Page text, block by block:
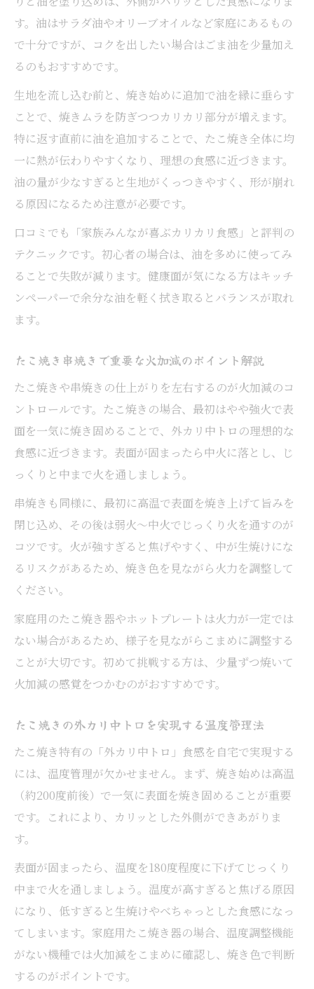
す。油はサラダ油やオリーブオイルなど家庭にあるもの
で十分ですが、コクを出したい場合はごま油を少量加え
るのもおすすめです。
生地を流し込む前と、焼き始めに追加で油を縁に垂らす
ことで、焼きムラを防ぎつつカリカリ部分が増えます。
特に返す直前に油を追加することで、たこ焼き全体に均
一に熱が伝わりやすくなり、理想の食感に近づきます。
油の量が少なすぎると生地がくっつきやすく、形が崩れ
る原因になるため注意が必要です。
口コミでも「家族みんなが喜ぶカリカリ食感」と評判の
テクニックです。初心者の場合は、油を多めに使ってみ
ることで失敗が減ります。健康面が気になる方はキッチ
ンペーパーで余分な油を軽く拭き取るとバランスが取れ
ます。
たこ焼き串焼きで重要な火加減のポイント解説
たこ焼きや串焼きの仕上がりを左右するのが火加減のコ
ントロールです。たこ焼きの場合、最初はやや強火で表
面を一気に焼き固めることで、外カリ中トロの理想的な
食感に近づきます。表面が固まったら中火に落とし、じ
っくりと中まで火を通しましょう。
串焼きも同様に、最初に高温で表面を焼き上げて旨みを
閉じ込め、その後は弱火〜中火でじっくり火を通すのが
コツです。火が強すぎると焦げやすく、中が生焼けにな
るリスクがあるため、焼き色を見ながら火力を調整して
ください。
家庭用のたこ焼き器やホットプレートは火力が一定では
ない場合があるため、様子を見ながらこまめに調整する
ことが大切です。初めて挑戦する方は、少量ずつ焼いて
火加減の感覚をつかむのがおすすめです。
たこ焼きの外カリ中トロを実現する温度管理法
たこ焼き特有の「外カリ中トロ」食感を自宅で実現する
には、温度管理が欠かせません。まず、焼き始めは高温
（約200度前後）で一気に表面を焼き固めることが重要
です。これにより、カリッとした外側ができあがりま
す。
表面が固まったら、温度を180度程度に下げてじっくり
中まで火を通しましょう。温度が高すぎると焦げる原因
になり、低すぎると生焼けやべちゃっとした食感になっ
てしまいます。家庭用たこ焼き器の場合、温度調整機能
がない機種では火加減をこまめに確認し、焼き色で判断
するのがポイントです。